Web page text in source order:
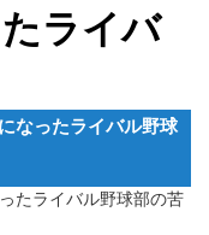
ライバ
なったライバル野球
たライバル野球部の苦